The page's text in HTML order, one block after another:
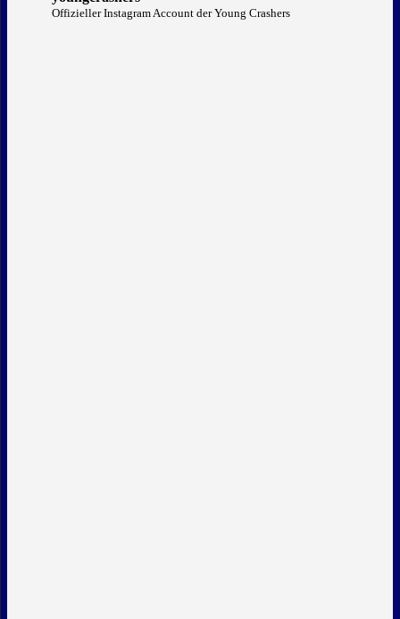
Offizieller Instagram Account der Young Crashers